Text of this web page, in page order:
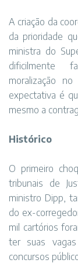
A criação da
da prioridade
ministra do
dificilmente
moralização
expectativa é
mesmo a
Histórico
O primeiro
tribunais de
ministro Dipp,
do ex-
mil cartórios
ter suas
concursos